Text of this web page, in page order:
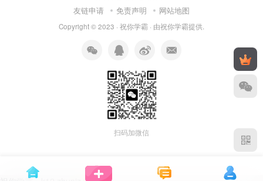
友链申请 免责声明 网站地图
Copyright © 2023 · 祝你学霸 · 由祝你学霸提供.
扫码加微信